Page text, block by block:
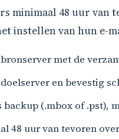
minimaal 48 uur
instellen van hun e-
met de
en bevestig
(.mbox of .pst),
48 uur van tevoren